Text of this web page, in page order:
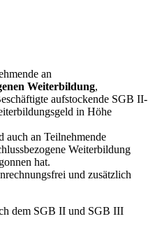
an
Weiterbildung,
aufstockende SGB II-
in Höhe
auch an Teilnehmende
Weiterbildung
hat.
und zusätzlich
dem SGB II und SGB III